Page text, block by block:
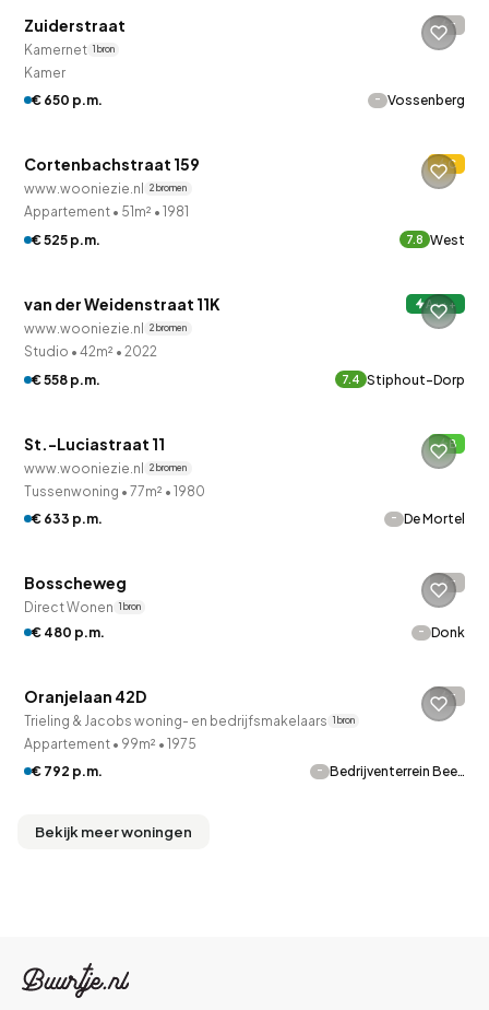
14 uur geleden ontdekt
Zuiderstraat -
Kamernet 1 bron
Kamer
€ 650 p.m.
- Vossenberg
Woningcorporatie
Cortenbachstraat 159 C
www.wooniezie.nl 2 bronnen
Appartement • 51m² • 1981
€ 525 p.m.
7.8 West
16 uur geleden ontdekt
QUICKLANE™
Woningcorporatie
van der Weidenstraat 11K A+++
www.wooniezie.nl 2 bronnen
Studio • 42m² • 2022
€ 558 p.m.
7.4 Stiphout-Dorp
QUICKLANE™
Woningcorporatie
St.-Luciastraat 11 B
www.wooniezie.nl 2 bronnen
Tussenwoning • 77m² • 1980
€ 633 p.m.
- De Mortel
QUICKLANE™
Betaald reageren
Bosscheweg -
Direct Wonen 1 bron
€ 480 p.m. - Donk
Oranjelaan 42D -
Trieling & Jacobs woning- en bedrijfsmakelaars 1 bron
Appartement • 99m² • 1975
€ 792 p.m.
- Bedrijventerrein Bee…
Bekijk meer woningen